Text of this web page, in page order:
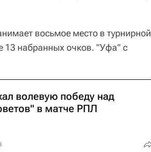
восьмое место в турнирной
13 набранных очков. "Уфа" с
волевую победу над
в матче РПЛ